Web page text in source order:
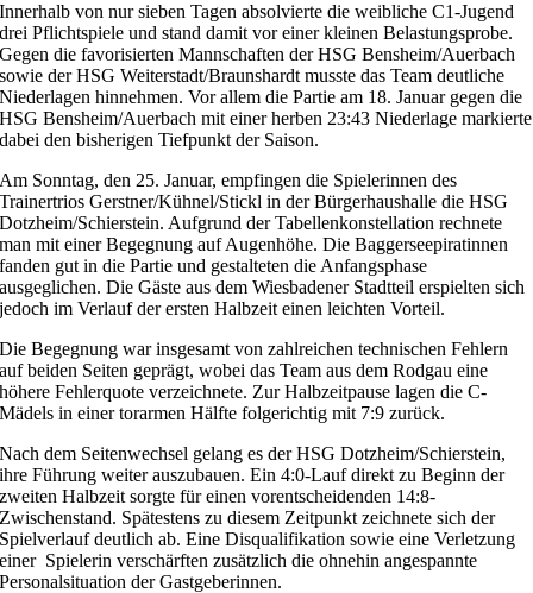
Innerhalb von nur sieben Tagen absolvierte die weibliche C1-Jugend
drei Pflichtspiele und stand damit vor einer kleinen Belastungsprobe.
Gegen die favorisierten Mannschaften der HSG Bensheim/Auerbach
sowie der HSG Weiterstadt/Braunshardt musste das Team deutliche
Niederlagen hinnehmen. Vor allem die Partie am 18. Januar gegen die
HSG Bensheim/Auerbach mit einer herben 23:43 Niederlage markierte
dabei den bisherigen Tiefpunkt der Saison.
Am Sonntag, den 25. Januar, empfingen die Spielerinnen des
Trainertrios Gerstner/Kühnel/Stickl in der Bürgerhaushalle die HSG
Dotzheim/Schierstein. Aufgrund der Tabellenkonstellation rechnete
man mit einer Begegnung auf Augenhöhe. Die Baggerseepiratinnen
fanden gut in die Partie und gestalteten die Anfangsphase
ausgeglichen. Die Gäste aus dem Wiesbadener Stadtteil erspielten sich
jedoch im Verlauf der ersten Halbzeit einen leichten Vorteil.
Die Begegnung war insgesamt von zahlreichen technischen Fehlern
auf beiden Seiten geprägt, wobei das Team aus dem Rodgau eine
höhere Fehlerquote verzeichnete. Zur Halbzeitpause lagen die C-
Mädels in einer torarmen Hälfte folgerichtig mit 7:9 zurück.
Nach dem Seitenwechsel gelang es der HSG Dotzheim/Schierstein,
ihre Führung weiter auszubauen. Ein 4:0-Lauf direkt zu Beginn der
zweiten Halbzeit sorgte für einen vorentscheidenden 14:8-
Zwischenstand. Spätestens zu diesem Zeitpunkt zeichnete sich der
Spielverlauf deutlich ab. Eine Disqualifikation sowie eine Verletzung
einer Spielerin verschärften zusätzlich die ohnehin angespannte
Personalsituation der Gastgeberinnen.